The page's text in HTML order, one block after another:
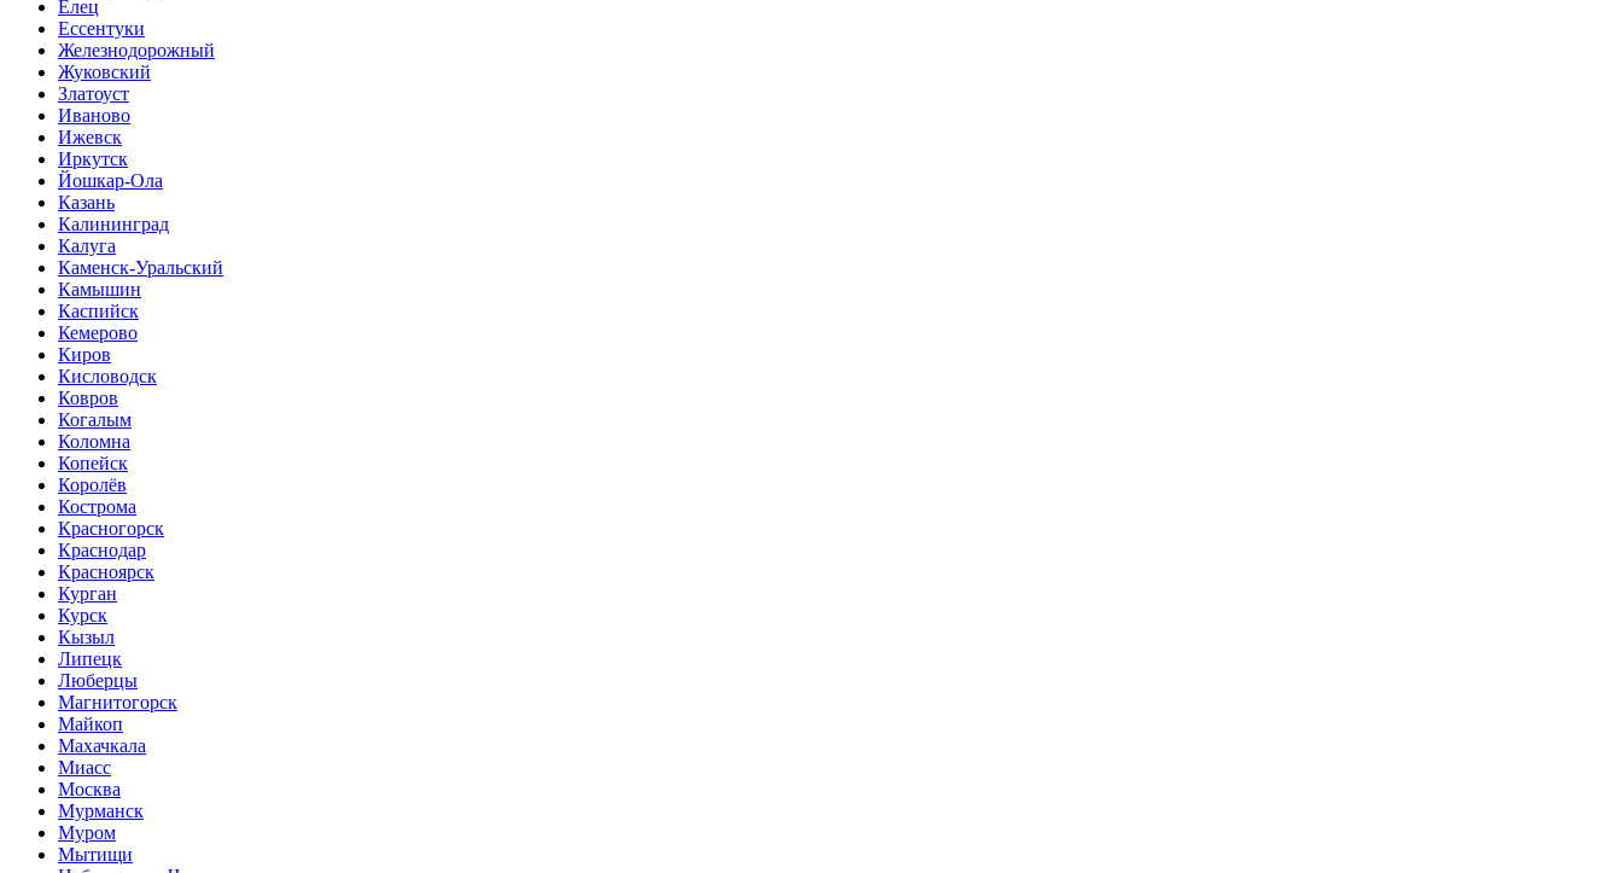
Елец
Ессентуки
Железнодорожный
Жуковский
Златоуст
Иваново
Ижевск
Иркутск
Йошкар-Ола
Казань
Калининград
Калуга
Каменск-Уральский
Камышин
Каспийск
Кемерово
Киров
Кисловодск
Ковров
Когалым
Коломна
Копейск
Королёв
Кострома
Красногорск
Краснодар
Красноярск
Курган
Курск
Кызыл
Липецк
Люберцы
Магнитогорск
Майкоп
Махачкала
Миасс
Москва
Мурманск
Муром
Мытищи